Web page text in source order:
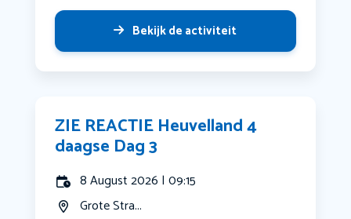
Bekijk de activiteit
ZIE REACTIE Heuvelland 4
daagse Dag 3
8 August 2026 | 09:15
Grote Stra...